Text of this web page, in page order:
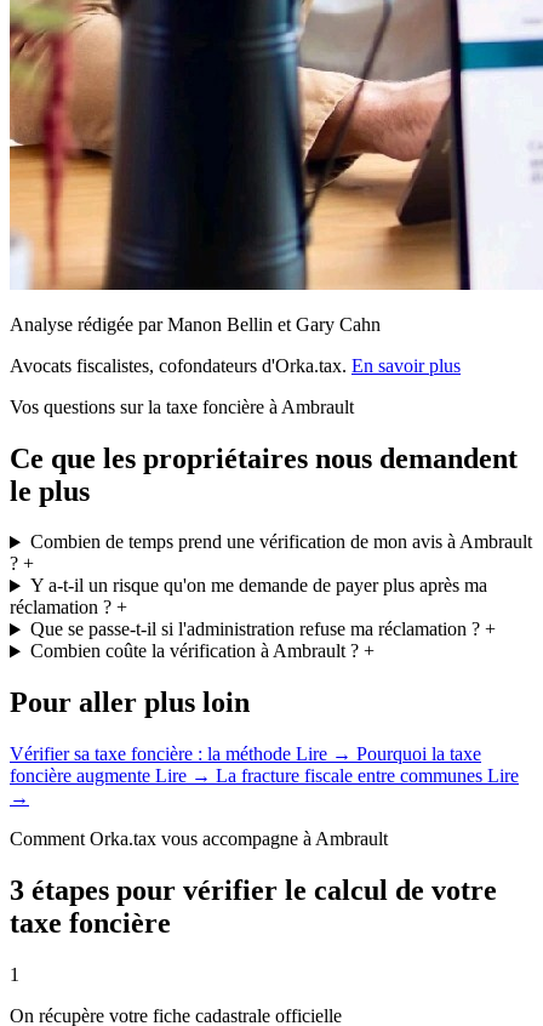
Analyse rédigée par Manon Bellin et Gary Cahn
Avocats fiscalistes, cofondateurs d'Orka.tax. En savoir plus
Vos questions sur la taxe foncière à Ambrault
Ce que les propriétaires nous demandent
le plus
Combien de temps prend une vérification de mon avis à Ambrault
? +
Y a-t-il un risque qu'on me demande de payer plus après ma
réclamation ? +
Que se passe-t-il si l'administration refuse ma réclamation ?+
Combien coûte la vérification à Ambrault ?+
Pour aller plus loin
Vérifier sa taxe foncière : la méthode Lire → Pourquoi la taxe
foncière augmente Lire → La fracture fiscale entre communes Lire
→
Comment Orka.tax vous accompagne à Ambrault
3 étapes pour vérifier le calcul de votre
taxe foncière
1
On récupère votre fiche cadastrale officielle